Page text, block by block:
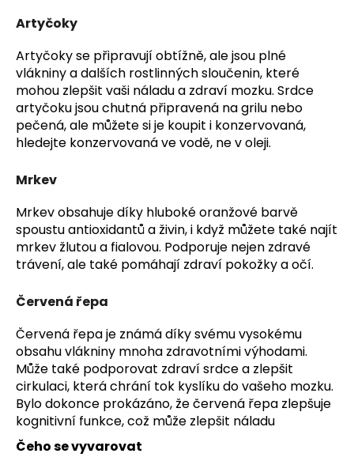
Artyčoky
Artyčoky se připravují obtížně, ale jsou plné
vlákniny a dalších rostlinných sloučenin, které
mohou zlepšit vaši náladu a zdraví mozku. Srdce
artyčoku jsou chutná připravená na grilu nebo
pečená, ale můžete si je koupit i konzervovaná,
hledejte konzervovaná ve vodě, ne v oleji.
Mrkev
Mrkev obsahuje díky hluboké oranžové barvě
spoustu antioxidantů a živin, i když můžete také najít
mrkev žlutou a fialovou. Podporuje nejen zdravé
trávení, ale také pomáhají zdraví pokožky a očí.
Červená řepa
Červená řepa je známá díky svému vysokému
obsahu vlákniny mnoha zdravotními výhodami.
Může také podporovat zdraví srdce a zlepšit
cirkulaci, která chrání tok kyslíku do vašeho mozku.
Bylo dokonce prokázáno, že červená řepa zlepšuje
kognitivní funkce, což může zlepšit náladu
Čeho se vyvarovat